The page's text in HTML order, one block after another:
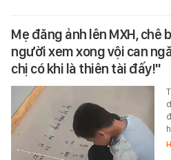
Mẹ đăng ảnh lên MXH, chê
người xem xong vội can
chị có khi là thiên tài đấy!"